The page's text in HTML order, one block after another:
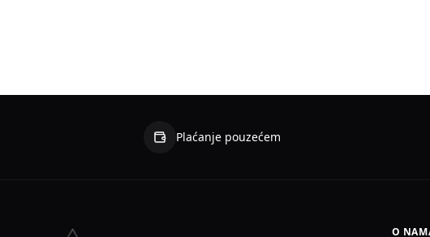
Plaćanje pouzećem
O